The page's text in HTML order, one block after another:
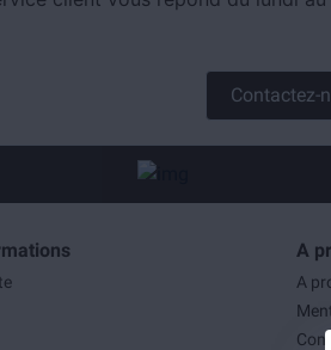
Contactez-
A
A